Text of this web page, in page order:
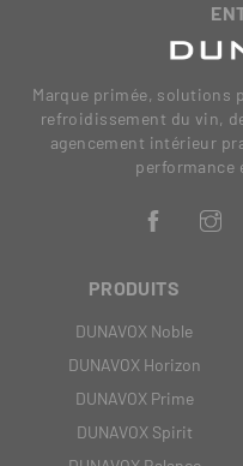
Marque primée, solutions
refroidissement du vin,
agencement intérieur
performance
PRODUITS
DUNAVOX Noble
DUNAVOX Horizon
DUNAVOX Prime
DUNAVOX Spirit